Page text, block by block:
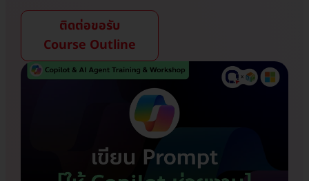
ติดต่อขอรับ
Course Outline